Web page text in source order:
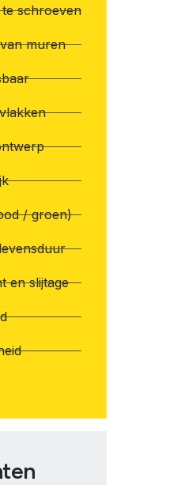
schroeven
muren
/ groen)
en slijtage